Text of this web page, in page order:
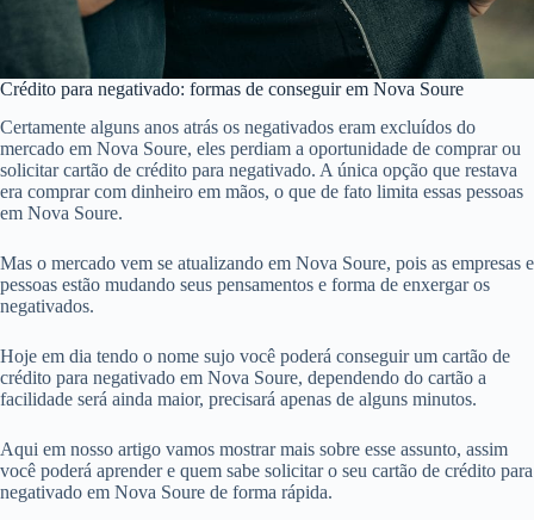
Crédito para negativado: formas de conseguir em Nova Soure
Certamente alguns anos atrás os negativados eram excluídos do
mercado em Nova Soure, eles perdiam a oportunidade de comprar ou
solicitar cartão de crédito para negativado. A única opção que restava
era comprar com dinheiro em mãos, o que de fato limita essas pessoas
em Nova Soure.
Mas o mercado vem se atualizando em Nova Soure, pois as empresas e
pessoas estão mudando seus pensamentos e forma de enxergar os
negativados.
Hoje em dia tendo o nome sujo você poderá conseguir um cartão de
crédito para negativado em Nova Soure, dependendo do cartão a
facilidade será ainda maior, precisará apenas de alguns minutos.
Aqui em nosso artigo vamos mostrar mais sobre esse assunto, assim
você poderá aprender e quem sabe solicitar o seu cartão de crédito para
negativado em Nova Soure de forma rápida.